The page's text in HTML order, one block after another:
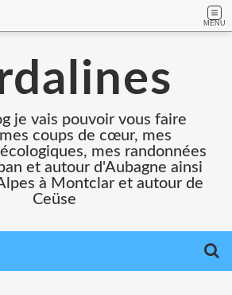
MENU
je vais pouvoir vous faire
coups de cœur, mes
mes randonnées
et autour d'Aubagne ainsi
à Montclar et autour de
Ceüse